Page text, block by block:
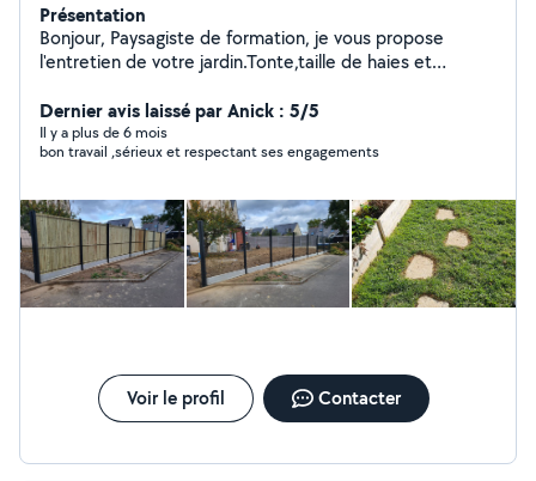
Présentation
Bonjour, Paysagiste de formation, je vous propose
l'entretien de votre jardin.Tonte,taille de haies et
,remise en état, évacuation des déchets verts. Je vous
propose également le nettoyage de vos terrasses. Je
peux vous accompagner dans vos projets extérieurs,
'zen' Je réalise également des terrasses bois, pavées
etc...,engazonnement, plantations...clôtures... Je
dispose de tout le matériel nécessaire. Réactif et
rigoureux, je suis à votre écoute pour concretiser vos
projets. Paiement cesu accepté Cédric
Dernier avis laissé par Anick : 5/5
Il y a plus de 6 mois
bon travail ,sérieux et respectant ses engagements
Voir le profil Contacter